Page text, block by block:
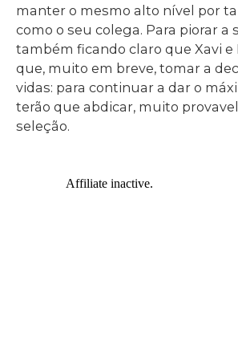
manter o mesmo alto nível por
como o seu colega. Para piorar a
também ficando claro que Xavi e
que, muito em breve, tomar a
vidas: para continuar a dar o
terão que abdicar, muito
seleção.